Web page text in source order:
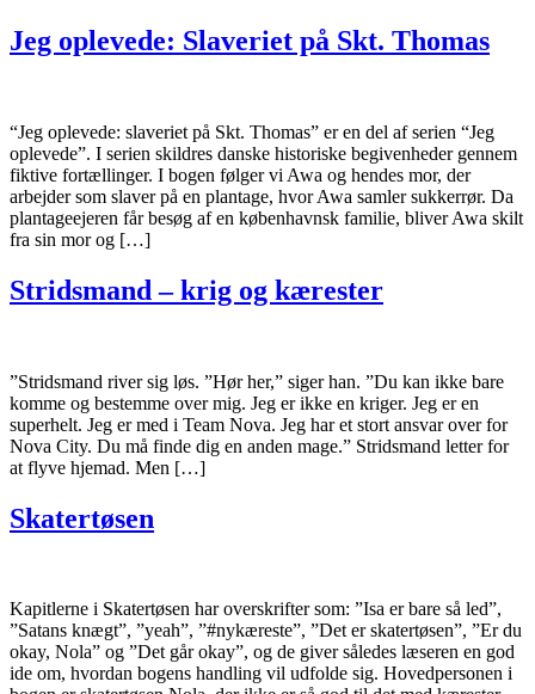
Jeg oplevede: Slaveriet på Skt. Thomas
“Jeg oplevede: slaveriet på Skt. Thomas” er en del af serien “Jeg
oplevede”. I serien skildres danske historiske begivenheder gennem
fiktive fortællinger. I bogen følger vi Awa og hendes mor, der
arbejder som slaver på en plantage, hvor Awa samler sukkerrør. Da
plantageejeren får besøg af en københavnsk familie, bliver Awa skilt
fra sin mor og […]
Stridsmand – krig og kærester
”Stridsmand river sig løs. ”Hør her,” siger han. ”Du kan ikke bare
komme og bestemme over mig. Jeg er ikke en kriger. Jeg er en
superhelt. Jeg er med i Team Nova. Jeg har et stort ansvar over for
Nova City. Du må finde dig en anden mage.” Stridsmand letter for
at flyve hjemad. Men […]
Skatertøsen
Kapitlerne i Skatertøsen har overskrifter som: ”Isa er bare så led”,
”Satans knægt”, ”yeah”, ”#nykæreste”, ”Det er skatertøsen”, ”Er du
okay, Nola” og ”Det går okay”, og de giver således læseren en god
ide om, hvordan bogens handling vil udfolde sig. Hovedpersonen i